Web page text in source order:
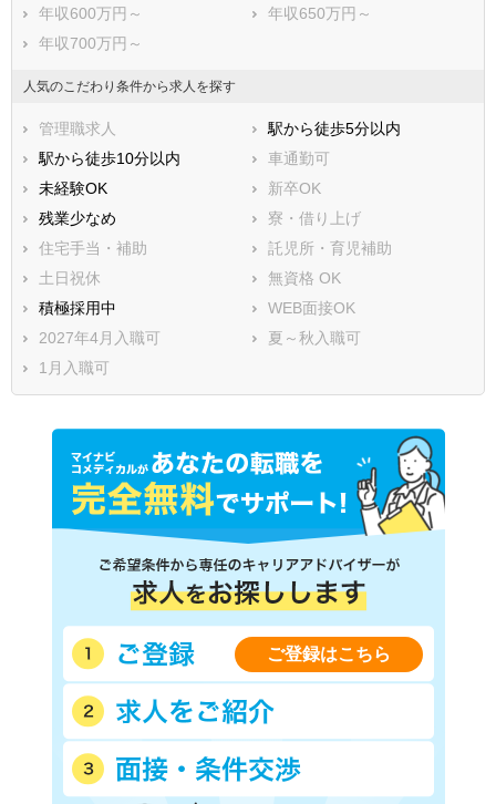
年収600万円～
年収650万円～
年収700万円～
人気のこだわり条件から求人を探す
管理職求人
駅から徒歩5分以内
駅から徒歩10分以内
車通勤可
未経験OK
新卒OK
残業少なめ
寮・借り上げ
住宅手当・補助
託児所・育児補助
土日祝休
無資格 OK
積極採用中
WEB面接OK
2027年4月入職可
夏～秋入職可
1月入職可
ご登録はこちら